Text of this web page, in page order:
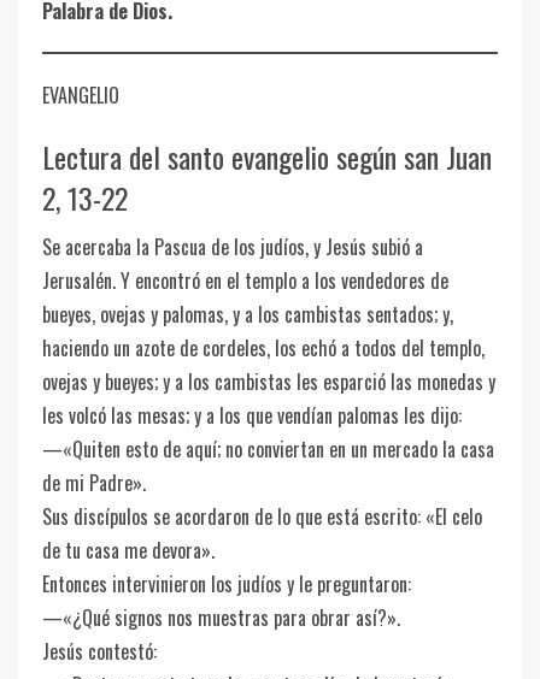
Palabra de Dios.
EVANGELIO
Lectura del santo evangelio según san Juan
2, 13-22
Se acercaba la Pascua de los judíos, y Jesús subió a
Jerusalén. Y encontró en el templo a los vendedores de
bueyes, ovejas y palomas, y a los cambistas sentados; y,
haciendo un azote de cordeles, los echó a todos del templo,
ovejas y bueyes; y a los cambistas les esparció las monedas y
les volcó las mesas; y a los que vendían palomas les dijo:
—«Quiten esto de aquí; no conviertan en un mercado la casa
de mi Padre».
Sus discípulos se acordaron de lo que está escrito: «El celo
de tu casa me devora».
Entonces intervinieron los judíos y le preguntaron:
—«¿Qué signos nos muestras para obrar así?».
Jesús contestó: